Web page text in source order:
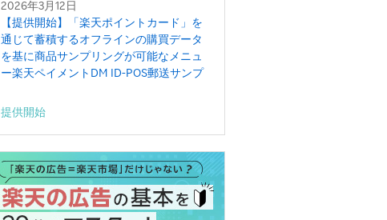
2026年3月12日
【提供開始】「楽天ポイントカード」を
通じて蓄積するオフラインの購買データ
を基に商品サンプリングが可能なメニュ
ー楽天ペイメントDM ID-POS郵送サンプ
提供開始